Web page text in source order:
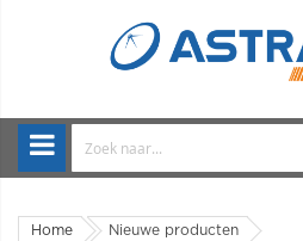
Home Nieuwe producten